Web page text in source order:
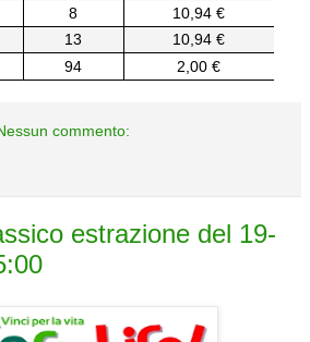
8
10,94 €
13
10,94 €
94 2,00 €
commento:
estrazione del 19-